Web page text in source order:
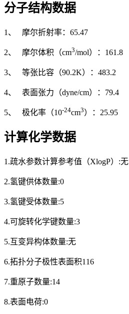
分子结构数据
1、 摩尔折射率：65.47
2、 摩尔体积（cm3/mol）：161.8
3、 等张比容（90.2K）：483.2
4、 表面张力（dyne/cm）：79.4
5、 极化率（10-24cm3）：25.95
计算化学数据
1.疏水参数计算参考值（XlogP）:无
2.氢键供体数量:0
3.氢键受体数量:5
4.可旋转化学键数量:3
5.互变异构体数量:无
6.拓扑分子极性表面积116
7.重原子数量:14
8.表面电荷:0